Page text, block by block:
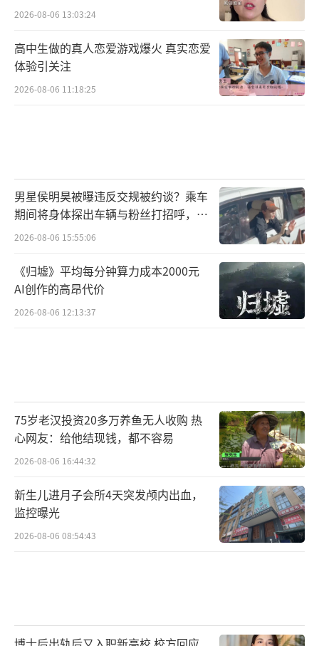
2026-08-06 13:03:24
高中生做的真人恋爱游戏爆火 真实恋爱
体验引关注
2026-08-06 11:18:25
男星侯明昊被曝违反交规被约谈？乘车
期间将身体探出车辆与粉丝打招呼，当
地交警回应
2026-08-06 15:55:06
《归墟》平均每分钟算力成本2000元
AI创作的高昂代价
2026-08-06 12:13:37
75岁老汉投资20多万养鱼无人收购 热
心网友：给他结现钱，都不容易
2026-08-06 16:44:32
新生儿进月子会所4天突发颅内出血，
监控曝光
2026-08-06 08:54:43